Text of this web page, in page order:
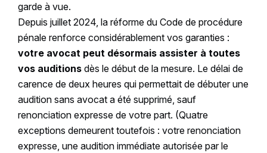
garde à vue.
Depuis juillet 2024, la réforme du Code de procédure
pénale renforce considérablement vos garanties :
votre avocat peut désormais assister à toutes
vos auditionsdès le début de la mesure. Le délai de
carence de deux heures qui permettait de débuter une
audition sans avocat a été supprimé, sauf
renonciation expresse de votre part. (Quatre
exceptions demeurent toutefois : votre renonciation
expresse, une audition immédiate autorisée par le